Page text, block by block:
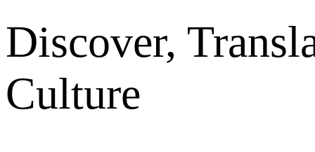
Discover,
Culture